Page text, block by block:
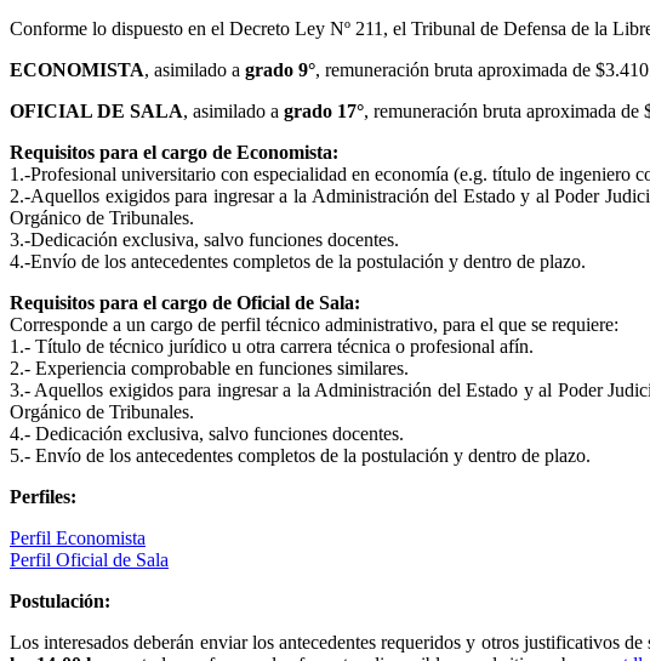
Conforme lo dispuesto en el Decreto Ley Nº 211, el Tribunal de Defensa de la
ECONOMISTA, asimilado a grado 9°, remuneración bruta aproximada de
OFICIAL DE SALA, asimilado a grado 17°, remuneración bruta aproximada de
Requisitos para el cargo de Economista:
1.-Profesional universitario con especialidad en economía (e.g. título de ingeniero
2.-Aquellos exigidos para ingresar a la Administración del Estado y al Poder
Orgánico de Tribunales.
3.-Dedicación exclusiva, salvo funciones docentes.
4.-Envío de los antecedentes completos de la postulación y dentro de plazo.
Requisitos para el cargo de Oficial de Sala:
Corresponde a un cargo de perfil técnico administrativo, para el que se requiere:
1.- Título de técnico jurídico u otra carrera técnica o profesional afín.
2.- Experiencia comprobable en funciones similares.
3.- Aquellos exigidos para ingresar a la Administración del Estado y al Poder
Orgánico de Tribunales.
4.- Dedicación exclusiva, salvo funciones docentes.
5.- Envío de los antecedentes completos de la postulación y dentro de plazo.
Perfiles:
Perfil Economista
Perfil Oficial de Sala
Postulación:
Los interesados deberán enviar los antecedentes requeridos y otros justificativos